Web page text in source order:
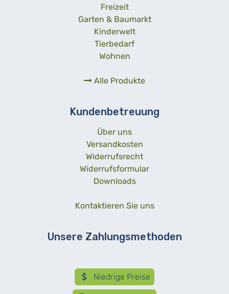
Freizeit
Garten & Baumarkt
Kinderwelt
Tierbedarf
Wohnen
Alle Produkte
Kundenbetreuung
Über uns
Versandkosten
Widerrufsrecht
Widerrufsformular
Downloads
Kontaktieren Sie uns
Unsere Zahlungsmethoden
Niedrige Preise